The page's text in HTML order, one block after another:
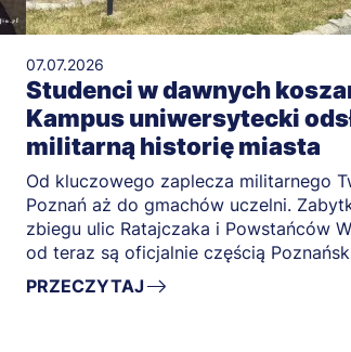
07.07.2026
Studenci w dawnych
Kampus uniwersytecki
militarną historię miasta
Od kluczowego zaplecza militarnego
Poznań aż do gmachów uczelni.
zbiegu ulic Ratajczaka i Powstańców
od teraz są oficjalnie częścią
Fortecznego.
PRZECZYTAJ